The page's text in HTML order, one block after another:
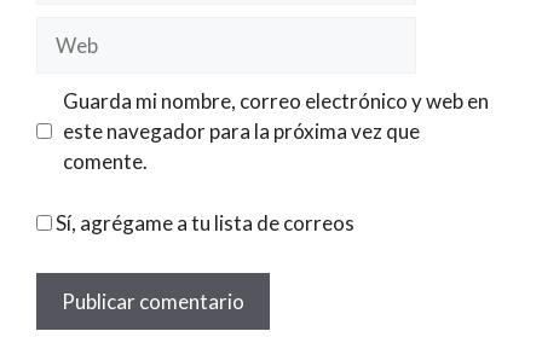
Guarda mi nombre, correo electrónico y web en
este navegador para la próxima vez que
comente.
Sí, agrégame a tu lista de correos